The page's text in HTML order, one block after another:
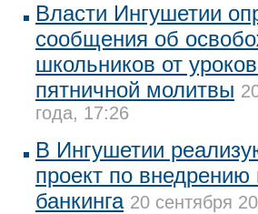
Власти Ингушетии
сообщения об
школьников от
пятничной молитвы
года, 17:26
В Ингушетии
проект по внедрению
банкинга 20 сентября